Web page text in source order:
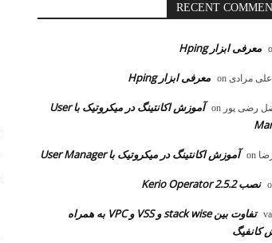
RECENT
معرفی ابزار Hping
مرادی معرفی ابزار Hping
رضی پور
آموزش اکانتینگ در میکروتیک با User
آموزش اکانتینگ در میکروتیک با User Manager
نصب Kerio Operator 2.5.2
تفاوت بین stack wise و VSS و VPC به همراه
کانفیگ